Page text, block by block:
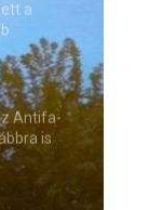
a
Antifa-
is